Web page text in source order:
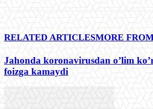
RELATED ARTICLESMORE
Jahonda koronavirusdan o’lim
foizga kamaydi